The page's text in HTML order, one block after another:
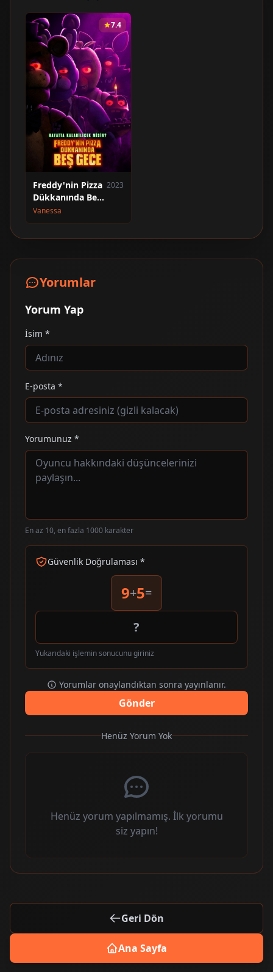
7.4
Freddy'nin Pizza
Dükkanında Beş
Gece
2023
Vanessa
Yorumlar
Yorum Yap
İsim *
E-posta *
Yorumunuz *
En az 10, en fazla 1000 karakter
Güvenlik Doğrulaması *
9+5=
Yukarıdaki işlemin sonucunu giriniz
Yorumlar onaylandıktan sonra yayınlanır.
Gönder
Henüz Yorum Yok
Henüz yorum yapılmamış. İlk yorumu
siz yapın!
Geri Dön
Ana Sayfa